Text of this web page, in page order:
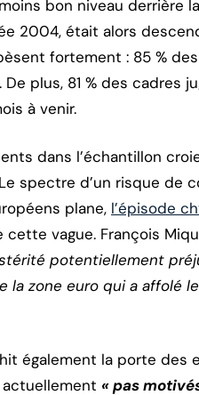
bon niveau derrière
2004, était alors
fortement : 85 %
plus, 81 % des cadres
à venir.
dans l’échantillon
spectre d’un risque de
plane, l’épisode
vague. François
potentiellement
zone euro qui a affolé
également la porte des
« pas